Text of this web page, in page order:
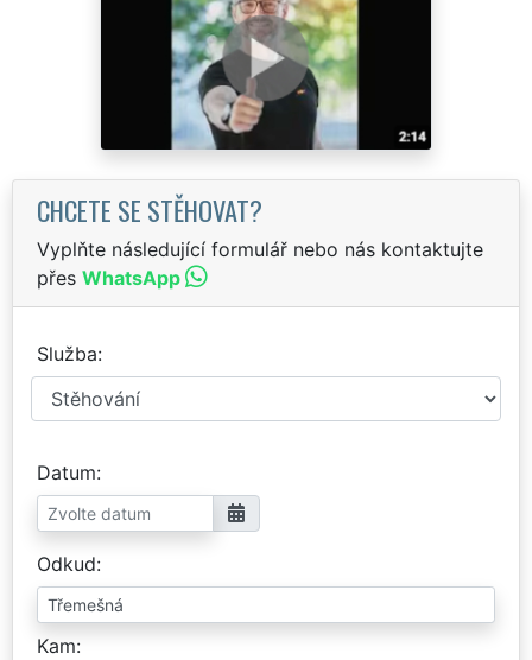
CHCETE SE STĚHOVAT?
Vyplňte následující formulář nebo nás kontaktujte
přes WhatsApp
Služba
Datum
Odkud
Kam